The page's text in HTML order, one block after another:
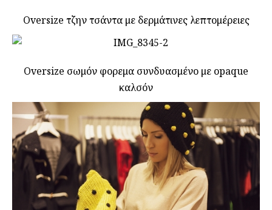
Oversize τζην τσάντα με δερμάτινες λεπτομέρειες
Oversize σωμόν φορεμα συνδυασμένο με opaque
καλσόν